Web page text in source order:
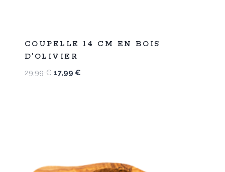
-
40
COUPELLE 14 CM EN BOIS
D’OLIVIER
29,99€ Le
17,99 €Le